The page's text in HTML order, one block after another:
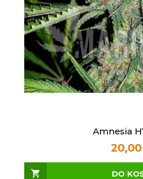
Amnesia
20,00
DO